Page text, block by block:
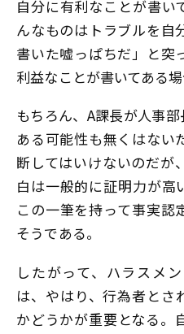
自分に有利なことが書い
んなものはトラブルを自
書いた嘘っぱちだ」と突
利益なことが書いてある場
もちろん、A課長が人事
ある可能性も無くはない
断してはいけないのだが
白は一般的に証明力が高
この一筆を持って事実認
そうである。
したがって、ハラスメ
は、やはり、行為者とさ
かどうかが重要となる。